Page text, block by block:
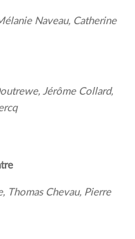
Naveau, Catherine
Jérôme Collard,
Thomas Chevau, Pierre